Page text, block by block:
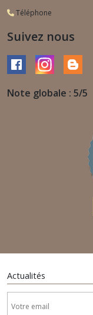
Téléphone
Suivez nous
Note globale : 5/5
Actualités